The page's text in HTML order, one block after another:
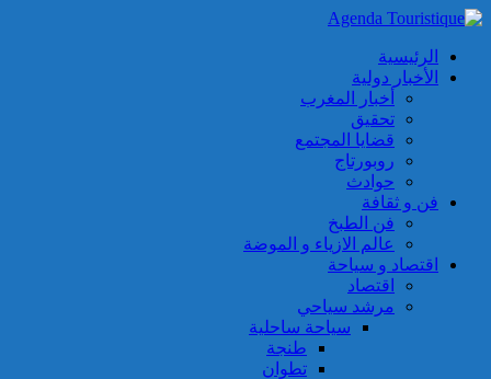
الرئيسية
الأخبار دولية
أخبار المغرب
تحقيق
قضايا المجتمع
روبورتاج
حوادث
فن و ثقافة
فن الطبخ
عالم الازياء و الموضة
اقتصاد و سياحة
اقتصاد
مرشد سياحي
سياحة ساحلية
طنجة
تطوان